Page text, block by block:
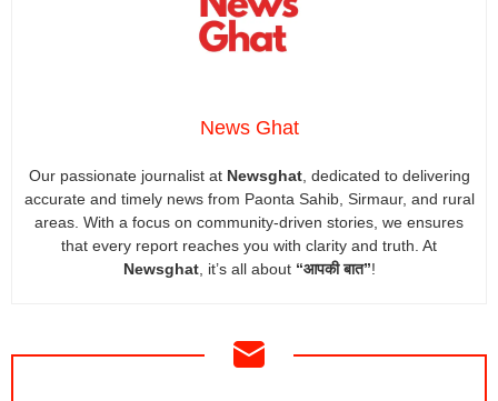
News Ghat
Our passionate journalist at Newsghat, dedicated to delivering
accurate and timely news from Paonta Sahib, Sirmaur, and rural
areas. With a focus on community-driven stories, we ensures
that every report reaches you with clarity and truth. At
Newsghat, it’s all about “आपकी बात”!